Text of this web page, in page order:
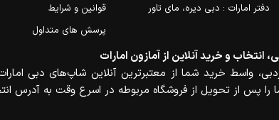
قوانین و شرایط
پرسش های متداول
دفتر امارات : دبی دیره، مای تاور
انتخاب و خرید آنلاین از آمازون امارات
واسط خرید شما از معتبرترین آنلاین شاپ‌های دبی
پس از تحویل از فروشگاه مربوطه در اسرع وقت به آدرس